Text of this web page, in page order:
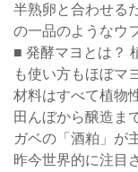
半熟卵と合わせる
の一品のようなウ
■ 発酵マヨとは？
も使い方もほぼマ
材料はすべて植物
田んぼから醸造ま
ガベの「酒粕」が
昨今世界的に注目